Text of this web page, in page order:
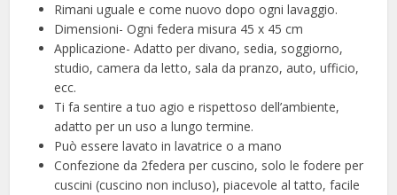
Rimani uguale e come nuovo dopo ogni lavaggio.
Dimensioni- Ogni federa misura 45 x 45 cm
Applicazione- Adatto per divano, sedia, soggiorno,
studio, camera da letto, sala da pranzo, auto, ufficio,
ecc.
Ti fa sentire a tuo agio e rispettoso dell’ambiente,
adatto per un uso a lungo termine.
Può essere lavato in lavatrice o a mano
Confezione da 2federa per cuscino, solo le fodere per
cuscini (cuscino non incluso), piacevole al tatto, facile